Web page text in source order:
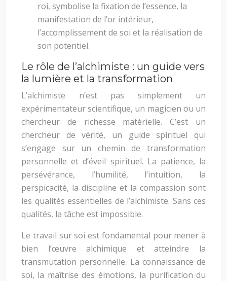
roi, symbolise la fixation de l’essence, la
manifestation de l’or intérieur,
l’accomplissement de soi et la réalisation de
son potentiel.
Le rôle de l’alchimiste : un guide vers
la lumière et la transformation
L’alchimiste n’est pas simplement un
expérimentateur scientifique, un magicien ou un
chercheur de richesse matérielle. C’est un
chercheur de vérité, un guide spirituel qui
s’engage sur un chemin de transformation
personnelle et d’éveil spirituel. La patience, la
persévérance, l’humilité, l’intuition, la
perspicacité, la discipline et la compassion sont
les qualités essentielles de l’alchimiste. Sans ces
qualités, la tâche est impossible.
Le travail sur soi est fondamental pour mener à
bien l’œuvre alchimique et atteindre la
transmutation personnelle. La connaissance de
soi, la maîtrise des émotions, la purification du